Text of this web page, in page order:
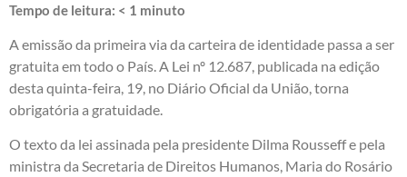
Tempo de leitura: < 1 minuto
A emissão da primeira via da carteira de identidade passa a ser
gratuita em todo o País. A Lei nº 12.687, publicada na edição
desta quinta-feira, 19, no Diário Oficial da União, torna
obrigatória a gratuidade.
O texto da lei assinada pela presidente Dilma Rousseff e pela
ministra da Secretaria de Direitos Humanos, Maria do Rosário